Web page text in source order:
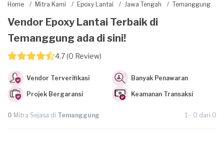
Home / Mitra Kami / Epoxy Lantai / Jawa Tengah / Temanggung
Vendor Epoxy Lantai Terbaik di
Temanggung ada di sini!
4.7 (0 Review)
Vendor Terverifikasi Banyak Penawaran
Projek Bergaransi Keamanan Transaksi
0 Mitra Sejasa di Temanggung 1 - 0 dari 0